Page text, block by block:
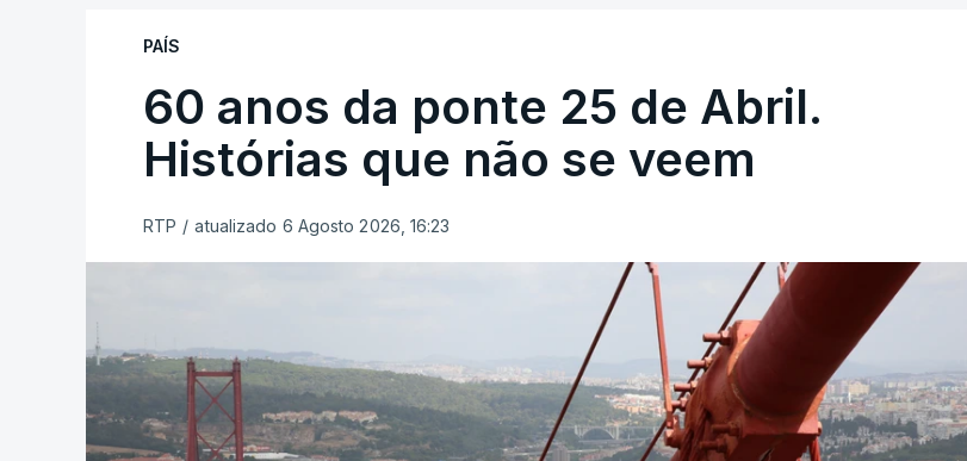
PAÍS
60 anos da ponte 25 de Abril.
Histórias que não se veem
RTP / atualizado 6 Agosto 2026, 16:23